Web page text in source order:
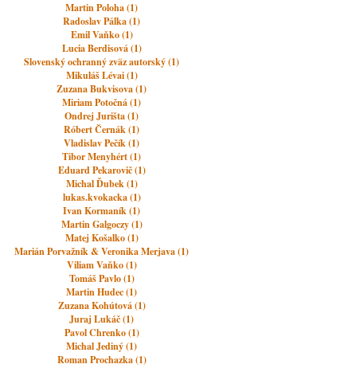
Martin Poloha (1)
Radoslav Pálka (1)
Emil Vaňko (1)
Lucia Berdisová (1)
Slovenský ochranný zväz autorský (1)
Mikuláš Lévai (1)
Zuzana Bukvisova (1)
Miriam Potočná (1)
Ondrej Jurišta (1)
Róbert Černák (1)
Vladislav Pečík (1)
Tibor Menyhért (1)
Eduard Pekarovič (1)
Michal Ďubek (1)
lukas.kvokacka (1)
Ivan Kormaník (1)
Martin Galgoczy (1)
Matej Košalko (1)
Marián Porvažník & Veronika Merjava (1)
Viliam Vaňko (1)
Tomáš Pavlo (1)
Martin Hudec (1)
Zuzana Kohútová (1)
Juraj Lukáč (1)
Pavol Chrenko (1)
Michal Jediný (1)
Roman Prochazka (1)